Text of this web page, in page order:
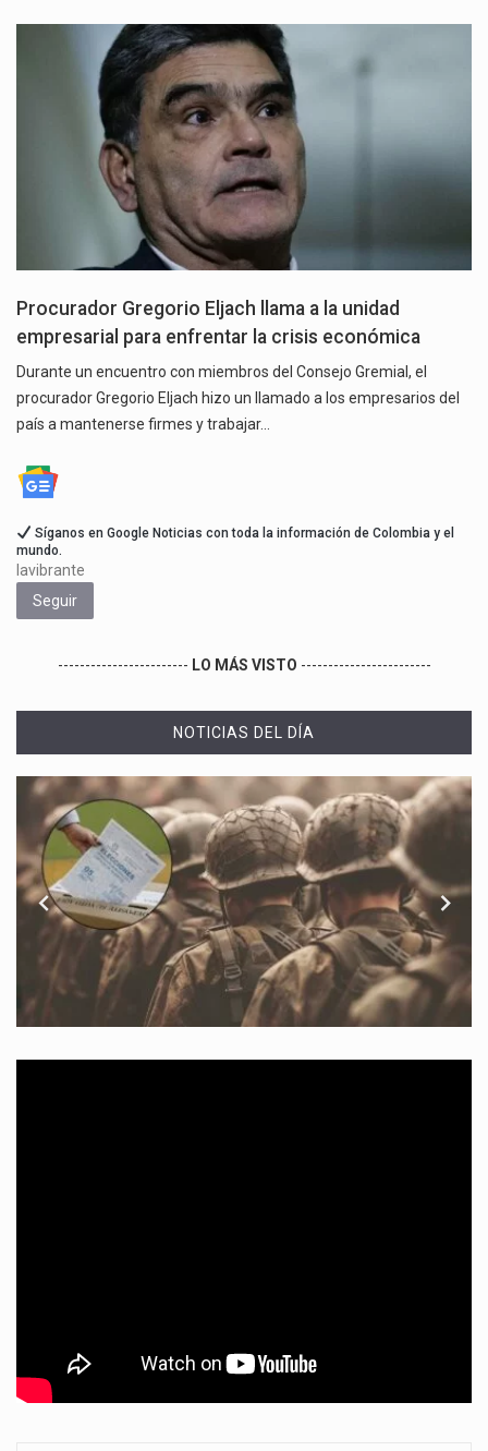
Procurador Gregorio Eljach llama a la unidad
empresarial para enfrentar la crisis económica
Durante un encuentro con miembros del Consejo Gremial, el
procurador Gregorio Eljach hizo un llamado a los empresarios del
país a mantenerse firmes y trabajar…
Síganos en Google Noticias con toda la información de Colombia y el
mundo.
lavibrante
Seguir
------------------------ LO MÁS VISTO ------------------------
NOTICIAS DEL DÍA